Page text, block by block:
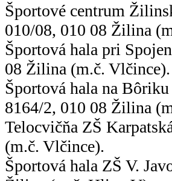
Športové centrum
010/08, 010 08 Žilina
Športová hala pri
08 Žilina (m.č. Vlčince).
Športová hala na
8164/2, 010 08 Žilina
Telocvičňa ZŠ
(m.č. Vlčince).
Športová hala ZŠ V.